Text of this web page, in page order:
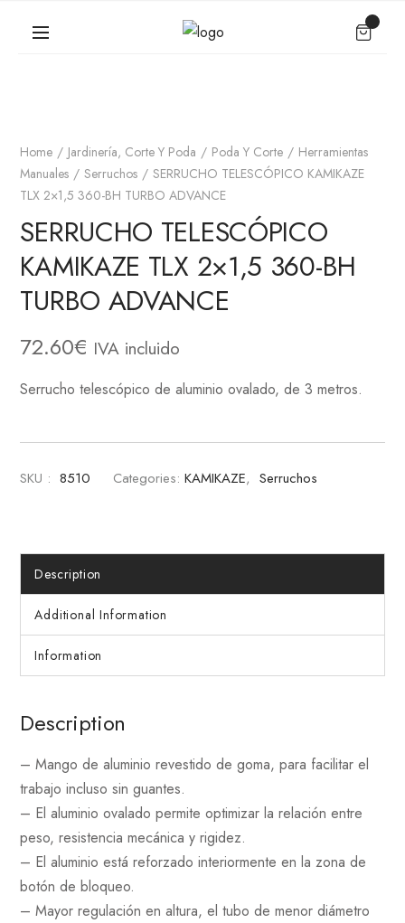
Home Jardinería, Corte Y Poda Poda Y Corte
Herramientas
Manuales
Serruchos
SERRUCHO TELESCÓPICO KAMIKAZE
TLX 2×1,5 360-BH TURBO ADVANCE
SERRUCHO TELESCÓPICO
KAMIKAZE TLX 2×1,5 360-BH
TURBO ADVANCE
72.60€ IVA incluido
Serrucho telescópico de aluminio ovalado, de 3 metros.
SKU : 8510 Categories: KAMIKAZE, Serruchos
Description
Additional Information
Information
Description
– Mango de aluminio revestido de goma, para facilitar el
trabajo incluso sin guantes.
– El aluminio ovalado permite optimizar la relación entre
peso, resistencia mecánica y rigidez.
– El aluminio está reforzado interiormente en la zona de
botón de bloqueo.
– Mayor regulación en altura, el tubo de menor diámetro